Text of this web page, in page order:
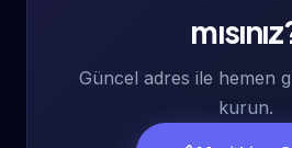
Güncel adres ile hemen
kurun.